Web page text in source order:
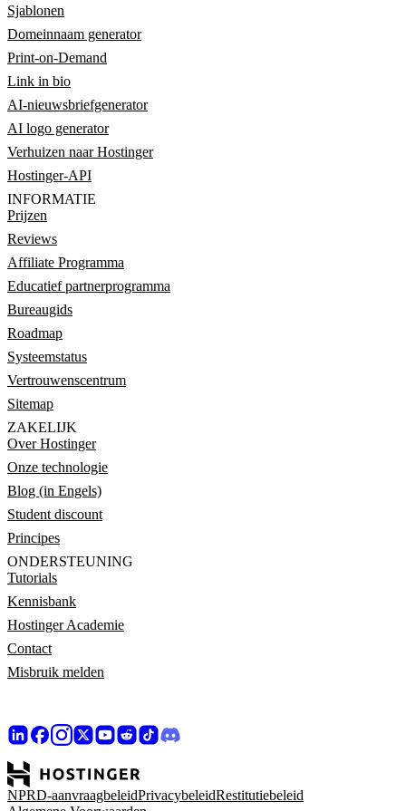
Sjablonen
Domeinnaam generator
Print-on-Demand
Link in bio
AI-nieuwsbriefgenerator
AI logo generator
Verhuizen naar Hostinger
Hostinger-API
INFORMATIE
Prijzen
Reviews
Affiliate Programma
Educatief partnerprogramma
Bureaugids
Roadmap
Systeemstatus
Vertrouwenscentrum
Sitemap
ZAKELIJK
Over Hostinger
Onze technologie
Blog (in Engels)
Student discount
Principes
ONDERSTEUNING
Tutorials
Kennisbank
Hostinger Academie
Contact
Misbruik melden
NPRD-aanvraagbeleidPrivacybeleidRestitutiebeleid